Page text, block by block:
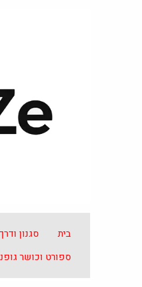
בית סגנון
ספורט וכושר